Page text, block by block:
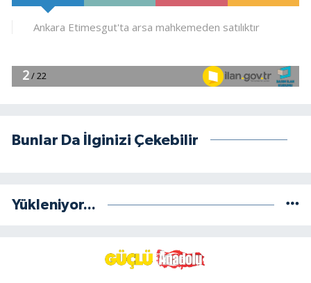
Bunlar Da İlginizi Çekebilir
Yükleniyor...